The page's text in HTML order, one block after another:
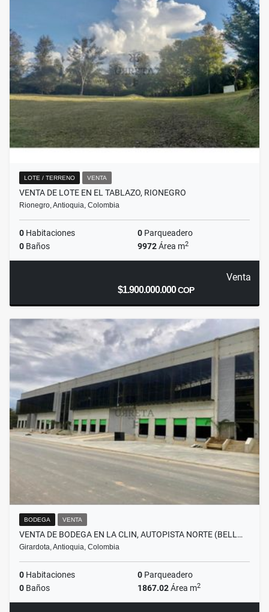
LOTE / TERRENO VENTA
VENTA DE LOTE EN EL TABLAZO, RIONEGRO
Rionegro, Antioquia, Colombia
0 Habitaciones 0 Parqueadero
0 Baños 9972Área m2
Venta
$1.900.000.000COP
BODEGA VENTA
VENTA DE BODEGA EN LA CLIN, AUTOPISTA NORTE (BELL…
Girardota, Antioquia, Colombia
0 Habitaciones 0 Parqueadero
0 Baños 1867.02Área m2